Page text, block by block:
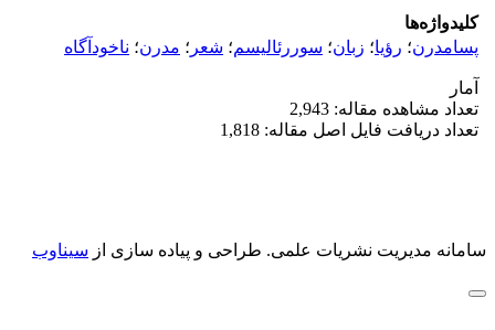
کلیدواژه‌ها
پسامدرن؛ رؤیا؛ زبان؛ سوررئالیسم؛ شعر ؛ مدرن؛ ناخودآگاه
آمار
تعداد مشاهده مقاله: 2,943
تعداد دریافت فایل اصل مقاله: 1,818
سامانه مدیریت نشریات علمی. طراحی و پیاده سازی از سیناوب